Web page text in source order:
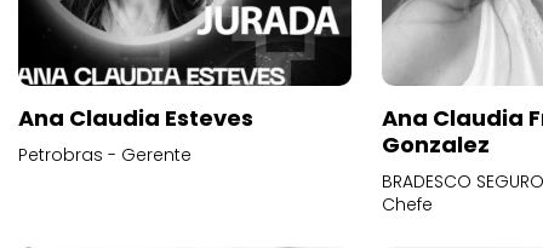
Ana Claudia Esteves
Petrobras - Gerente
Ana Claudia
Gonzalez
BRADESCO
Chefe